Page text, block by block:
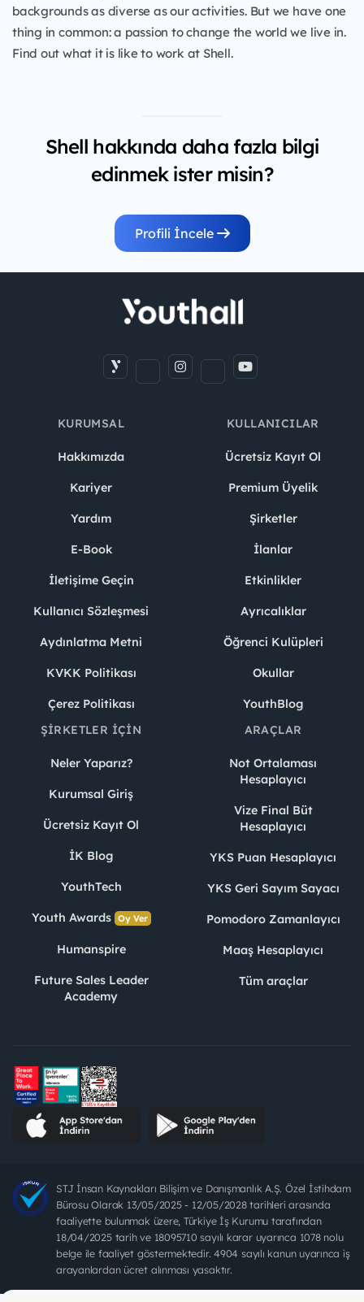
backgrounds as diverse as our activities. But we have one
thing in common: a passion to change the world we live in.
Find out what it is like to work at Shell.
Shell hakkında daha fazla bilgi
edinmek ister misin?
Profili İncele
KURUMSAL
Hakkımızda
Kariyer
Yardım
E-Book
İletişime Geçin
Kullanıcı Sözleşmesi
Aydınlatma Metni
KVKK Politikası
Çerez Politikası
KULLANICILAR
Ücretsiz Kayıt Ol
Premium Üyelik
Şirketler
İlanlar
Etkinlikler
Ayrıcalıklar
Öğrenci Kulüpleri
Okullar
YouthBlog
ŞIRKETLER İÇIN
Neler Yaparız?
Kurumsal Giriş
Ücretsiz Kayıt Ol
İK Blog
YouthTech
Youth Awards Oy Ver
Humanspire
Future Sales Leader
Academy
ARAÇLAR
Not Ortalaması
Hesaplayıcı
Vize Final Büt
Hesaplayıcı
YKS Puan Hesaplayıcı
YKS Geri Sayım Sayacı
Pomodoro Zamanlayıcı
Maaş Hesaplayıcı
Tüm araçlar
STJ İnsan Kaynakları Bilişim ve Danışmanlık A.Ş. Özel İstihdam
Bürosu Olarak 13/05/2025 - 12/05/2028 tarihleri arasında
faaliyette bulunmak üzere, Türkiye İş Kurumu tarafından
18/04/2025 tarih ve 18095710 sayılı karar uyarınca 1078 nolu
belge ile faaliyet göstermektedir. 4904 sayılı kanun uyarınca iş
arayanlardan ücret alınması yasaktır.